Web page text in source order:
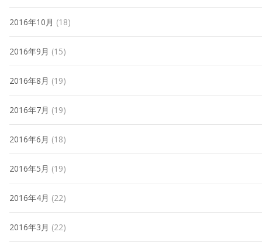
2016年10月 (18)
2016年9月 (15)
2016年8月 (19)
2016年7月 (19)
2016年6月 (18)
2016年5月 (19)
2016年4月 (22)
2016年3月 (22)